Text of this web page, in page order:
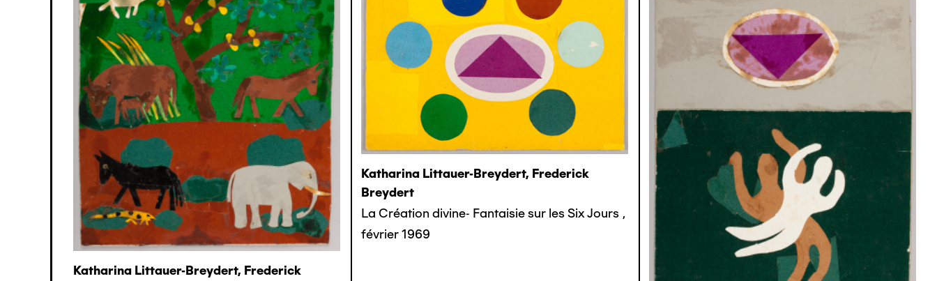
Katharina Littauer-Breydert, Frederick
Katharina Littauer-Breydert, Frederick
Breydert
La Création divine- Fantaisie sur les Six Jours ,
février 1969